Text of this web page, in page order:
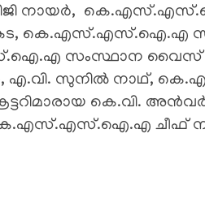
നായർ,
കെ.എസ്.എസ്.ഐ.എ
സംസ്ഥാന വൈസ്
എ.വി. സുനിൽ നാഥ്,
കെ.വി.
കെ.എസ്.എസ്.ഐ.എ ചീഫ്